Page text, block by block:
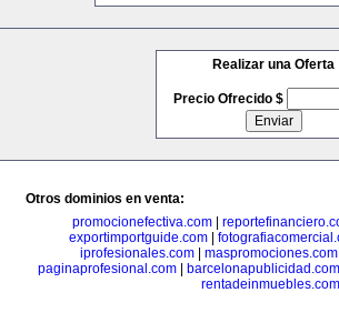
Realizar una Oferta
Precio Ofrecido $
Otros dominios en venta:
promocionefectiva.com
exportimportguide.com
iprofesionales.com
maspromociones.com
paginaprofesional.com|
barcelonapublicidad.com
rentadeinmuebles.com